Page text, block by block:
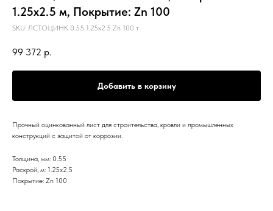
1.25х2.5 м, Покрытие: Zn 100
SKU: ЛСТОЦИНК 0.55 1.25х2.5 Zn 100 т
99 372 р.
Добавить в корзину
Прочный оцинкованный лист для строительства, кровли и промышленных
конструкций с защитой от коррозии.
Толщина, мм: 0.55
Раскрой, м: 1.25х2.5
Покрытие: Zn 100